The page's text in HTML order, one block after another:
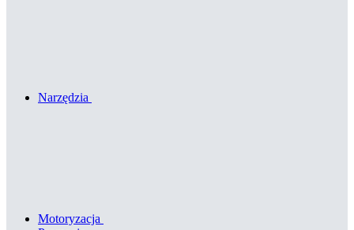
Narzędzia
Motoryzacja